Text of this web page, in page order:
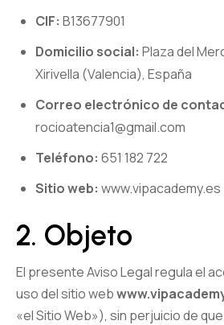
CIF: B13677901
Domicilio social: Plaza del
Xirivella (Valencia), España
Correo electrónico de
rocioatencia1@gmail.com
Teléfono: 651 182 722
Sitio web: www.vipacademy.es
2. Objeto
El presente Aviso Legal regula el
uso del sitio web
«el Sitio Web»), sin perjuicio de